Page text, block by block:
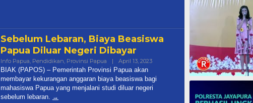
Sebelum Lebaran, Biaya Beasiswa
Papua Diluar Negeri Dibayar
Info Papua, Pendidikan, Provinsi Papua | April 13, 2023
Pos
BIAK (PAPOS) – Pemerintah Provinsi Papua akan
membayar kekurangan anggaran biaya beasiswa bagi
mahasiswa Papua yang menjalani studi diluar negeri
sebelum lebaran.